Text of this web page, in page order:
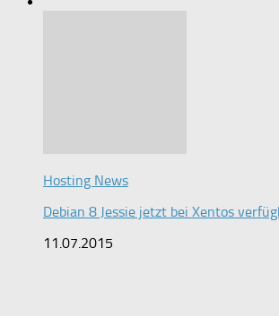
Hosting News
Debian 8 Jessie jetzt bei Xentos
11.07.2015